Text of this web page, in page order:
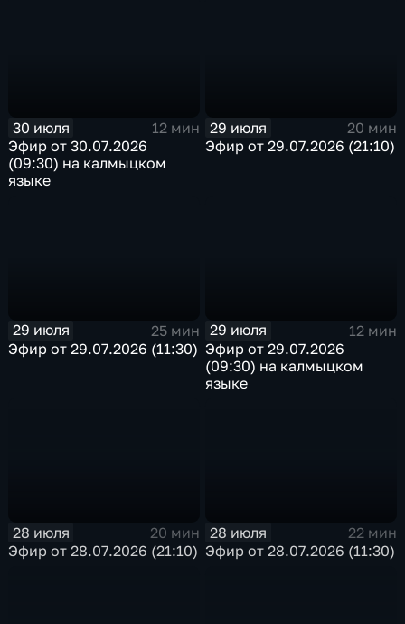
30 июля
12 мин
Эфир от 30.07.2026
(09:30) на калмыцком
языке
29 июля
20 мин
Эфир от 29.07.2026 (21:10)
29 июля
25 мин
Эфир от 29.07.2026 (11:30)
29 июля
12 мин
Эфир от 29.07.2026
(09:30) на калмыцком
языке
28 июля
20 мин
Эфир от 28.07.2026 (21:10)
28 июля
22 мин
Эфир от 28.07.2026 (11:30)